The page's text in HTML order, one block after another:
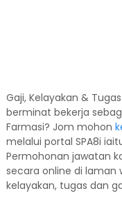
Gaji, Kelayakan &
berminat bekerja
Farmasi? Jom mohon
melalui portal SPA8i
Permohonan jawatan
secara online di laman
kelayakan, tugas dan